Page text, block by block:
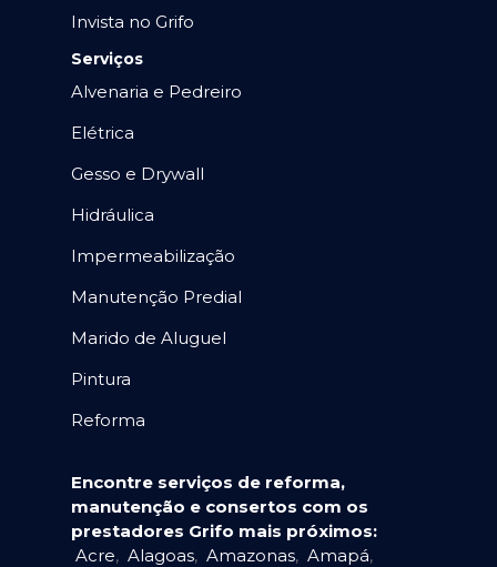
Invista no Grifo
Serviços
Alvenaria e Pedreiro
Elétrica
Gesso e Drywall
Hidráulica
Impermeabilização
Manutenção Predial
Marido de Aluguel
Pintura
Reforma
Encontre serviços de reforma,
manutenção e consertos com os
prestadores Grifo mais próximos:
Acre, Alagoas, Amazonas, Amapá,